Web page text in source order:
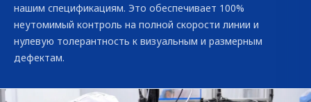
нашим спецификациям. Это обеспечивает 100%
неутомимый контроль на полной скорости линии и
нулевую толерантность к визуальным и размерным
дефектам.